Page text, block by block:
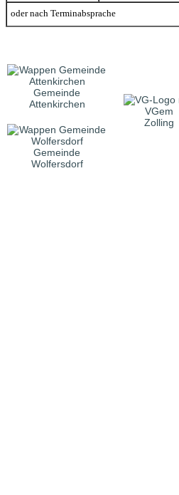
oder nach Terminabsprache
Gemeinde
Attenkirchen
VGem
Zolling
Gemeinde
Wolfersdorf